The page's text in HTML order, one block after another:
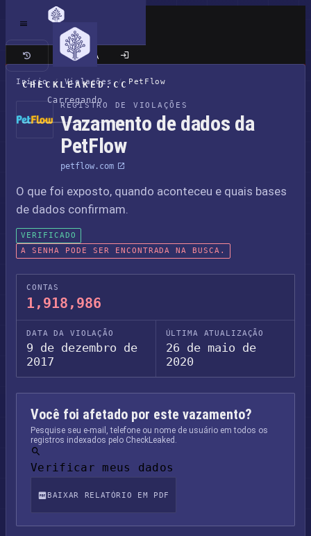
CHECKLEAKED.CC
Carregando
Site clássico
Início / Violações / PetFlow
REGISTRO DE VIOLAÇÕES
Vazamento de dados da
PetFlow
petflow.com
O que foi exposto, quando aconteceu e quais bases
de dados confirmam.
VERIFICADO
A SENHA PODE SER ENCONTRADA NA BUSCA.
CONTAS
1,918,986
DATA DA VIOLAÇÃO
9 de dezembro de
2017
ÚLTIMA ATUALIZAÇÃO
26 de maio de
2020
Você foi afetado por este vazamento?
Pesquise seu e-mail, telefone ou nome de usuário em todos os
registros indexados pelo CheckLeaked.
Verificar meus dados
BAIXAR RELATÓRIO EM PDF